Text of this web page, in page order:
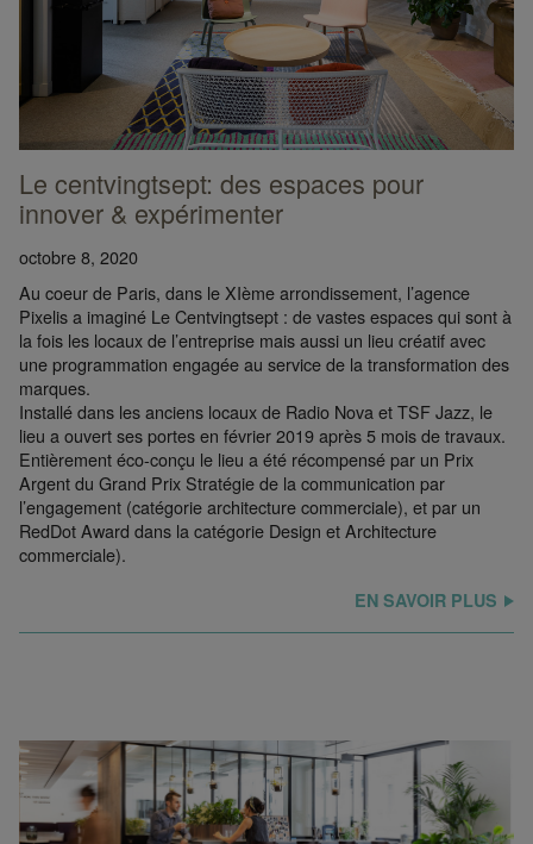
Le centvingtsept: des espaces pour
innover & expérimenter
octobre 8, 2020
Au coeur de Paris, dans le XIème arrondissement, l’agence
Pixelis a imaginé Le Centvingtsept : de vastes espaces qui sont à
la fois les locaux de l’entreprise mais aussi un lieu créatif avec
une programmation engagée au service de la transformation des
marques.
Installé dans les anciens locaux de Radio Nova et TSF Jazz, le
lieu a ouvert ses portes en février 2019 après 5 mois de travaux.
Entièrement éco-conçu le lieu a été récompensé par un Prix
Argent du Grand Prix Stratégie de la communication par
l’engagement (catégorie architecture commerciale), et par un
RedDot Award dans la catégorie Design et Architecture
commerciale).
EN SAVOIR PLUS